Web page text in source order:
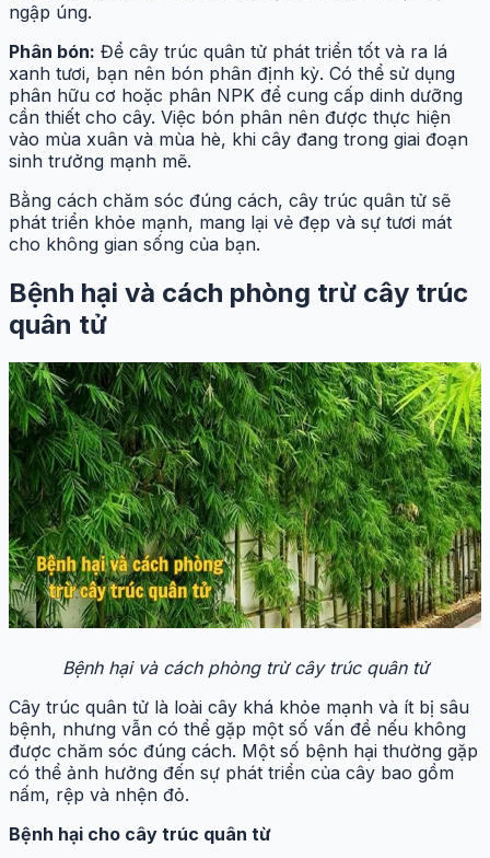
ngập úng.
Phân bón: Để cây trúc quân tử phát triển tốt và ra lá
xanh tươi, bạn nên bón phân định kỳ. Có thể sử dụng
phân hữu cơ hoặc phân NPK để cung cấp dinh dưỡng
cần thiết cho cây. Việc bón phân nên được thực hiện
vào mùa xuân và mùa hè, khi cây đang trong giai đoạn
sinh trưởng mạnh mẽ.
Bằng cách chăm sóc đúng cách, cây trúc quân tử sẽ
phát triển khỏe mạnh, mang lại vẻ đẹp và sự tươi mát
cho không gian sống của bạn.
Bệnh hại và cách phòng trừ cây trúc
quân tử
Bệnh hại và cách phòng trừ cây trúc quân tử
Cây trúc quân tử là loài cây khá khỏe mạnh và ít bị sâu
bệnh, nhưng vẫn có thể gặp một số vấn đề nếu không
được chăm sóc đúng cách. Một số bệnh hại thường gặp
có thể ảnh hưởng đến sự phát triển của cây bao gồm
nấm, rệp và nhện đỏ.
Bệnh hại cho cây trúc quân từ